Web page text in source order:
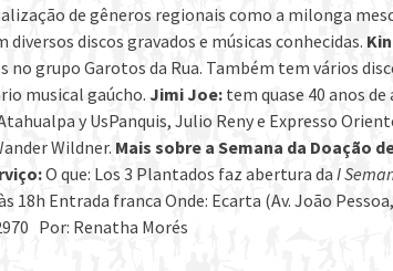
de gêneros regionais como a milonga
discos gravados e músicas conhecidas.
no grupo Garotos da Rua. Também tem vários
musical gaúcho. Jimi Joe: tem quase 40 anos
y UsPanquis, Julio Reny e Expresso
Wildner. Mais sobre a Semana da Doação
O que: Los 3 Plantados faz abertura daI
18h Entrada franca Onde: Ecarta (Av. João
Por: Renatha Morés